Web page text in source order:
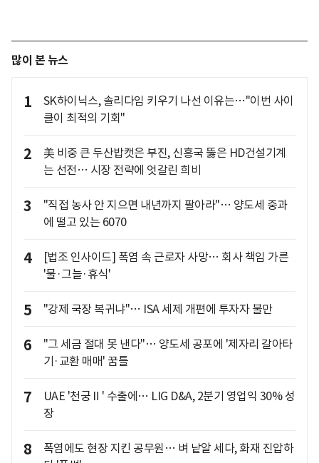
많이 본 뉴스
1
SK하이닉스, 솔리다임 키우기 나선 이유는…"이번 사이
클이 최적의 기회"
2
美 비중 큰 두산밥캣은 부진, 신흥국 뚫은 HD건설기계
는 선전… 시장 전략에 엇갈린 희비
3
"직접 농사 안 지으면 내년까지 팔아라"… 양도세 중과
에 떨고 있는 6070
4
[법조 인사이드] 폭염 속 근로자 사망… 회사 책임 가른
'물·그늘·휴식'
5 "강제 국장 복귀냐"… ISA 세제 개편에 투자자 불만
6
"그 세금 절대 못 낸다"… 양도세 공포에 '제자리 갈아타
기·교환 매매' 꿈틀
7
UAE '천궁Ⅱ' 수출에… LIG D&A, 2분기 영업익 30% 성
장
8
폭염에도 현장 지킨 공무원… 벼 낱알 세다, 화재 진압하